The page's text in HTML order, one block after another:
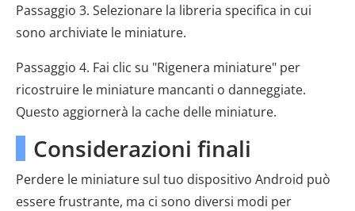
Passaggio 3. Selezionare la libreria specifica in cui
sono archiviate le miniature.
Passaggio 4. Fai clic su "Rigenera miniature" per
ricostruire le miniature mancanti o danneggiate.
Questo aggiornerà la cache delle miniature.
Considerazioni finali
Perdere le miniature sul tuo dispositivo Android può
essere frustrante, ma ci sono diversi modi per